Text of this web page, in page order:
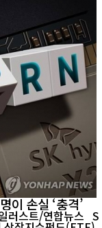
이 손실 ‘충격’
스트/연합뉴스 S